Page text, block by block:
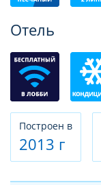
Отель
Построен в
2013 г